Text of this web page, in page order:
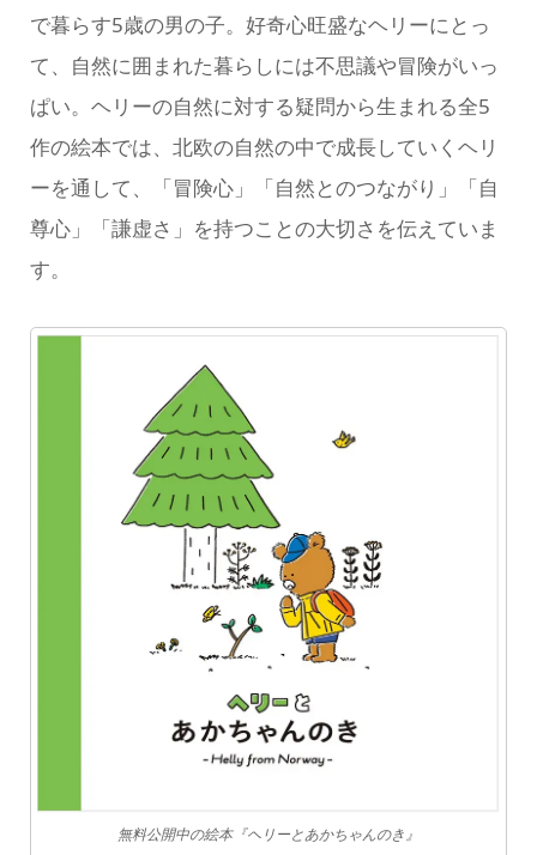
で暮らす5歳の男の子。好奇心旺盛なヘリーにとっ
て、自然に囲まれた暮らしには不思議や冒険がいっ
ぱい。ヘリーの自然に対する疑問から生まれる全5
作の絵本では、北欧の自然の中で成長していくヘリ
ーを通して、「冒険心」「自然とのつながり」「自
尊心」「謙虚さ」を持つことの大切さを伝えていま
す。
無料公開中の絵本『ヘリーとあかちゃんのき』